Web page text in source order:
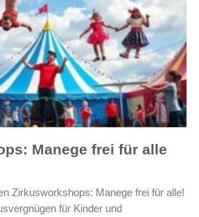
Manege frei für alle
Zirkusworkshops: Manege frei für alle!
für Kinder und